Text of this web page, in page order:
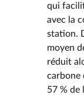
qui
avec la
station.
moyen
réduit
carbone
57 % de